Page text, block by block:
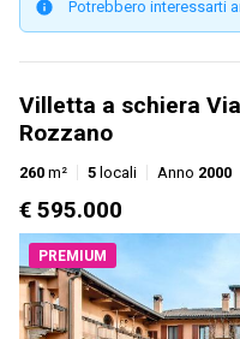
Potrebbero interessarti
Villetta a schiera
Rozzano
260 m² 5 locali Anno 2000
€ 595.000
PREMIUM